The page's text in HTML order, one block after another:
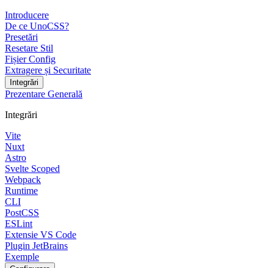
Introducere
De ce UnoCSS?
Presetări
Resetare Stil
Fișier Config
Extragere și Securitate
Integrări
Prezentare Generală
Integrări
Vite
Nuxt
Astro
Svelte Scoped
Webpack
Runtime
CLI
PostCSS
ESLint
Extensie VS Code
Plugin JetBrains
Exemple